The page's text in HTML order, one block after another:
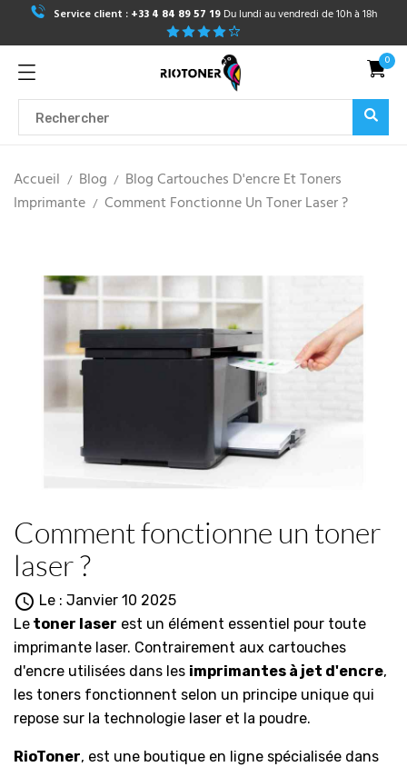
Service client : +33 4 84 89 57 19 Du lundi au vendredi de 10h à 18h
0
Accueil Blog
Blog Cartouches D'encre Et Toners
Imprimante
Comment Fonctionne Un Toner Laser ?
Comment fonctionne un toner
laser ?
 Le : Janvier 10 2025
Le toner laser est un élément essentiel pour toute
imprimante laser. Contrairement aux cartouches
d'encre utilisées dans les imprimantes à jet d'encre,
les toners fonctionnent selon un principe unique qui
repose sur la technologie laser et la poudre.
RioToner, est une boutique en ligne spécialisée dans